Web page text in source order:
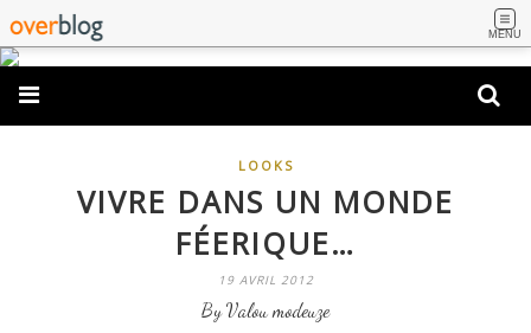
MENU
LOOKS
VIVRE DANS UN MONDE
FÉERIQUE…
19 AVRIL 2012
By Valou modeuze